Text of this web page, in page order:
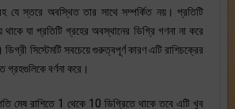
যে স্তরে অবস্থিত তার সাথে সম্পর্কিত নয়। প্রতিটি
থাকে যা প্রতিটি গ্রহের অবস্থানের ডিগ্রি গণনা না করে
ডিগ্রী সিস্টেমটি সবচেয়ে গুরুত্বপূর্ণ কারণ এটি রাশিচক্রের
গ্রহগুলিকে বর্ণনা করে।
মেষ রাশিতে 1 থেকে 10 ডিগ্রিতে থাকে তবে এটি খুব